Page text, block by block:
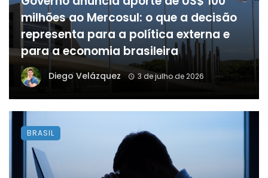
milhões ao Mercosul: o que a decisão
representa para a política externa e
para a economia brasileira
Diego Velázquez 3 de julho de 2026
BRASIL